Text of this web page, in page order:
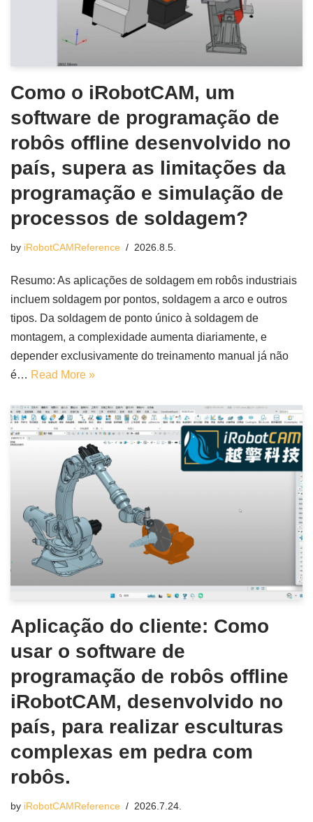
Como o iRobotCAM, um
software de programação de
robôs offline desenvolvido no
país, supera as limitações da
programação e simulação de
processos de soldagem?
by iRobotCAMReference 2026.8.5.
Resumo: As aplicações de soldagem em robôs industriais
incluem soldagem por pontos, soldagem a arco e outros
tipos. Da soldagem de ponto único à soldagem de
montagem, a complexidade aumenta diariamente, e
depender exclusivamente do treinamento manual já não
é… Read More »
Aplicação do cliente: Como
usar o software de
programação de robôs offline
iRobotCAM, desenvolvido no
país, para realizar esculturas
complexas em pedra com
robôs.
by iRobotCAMReference 2026.7.24.